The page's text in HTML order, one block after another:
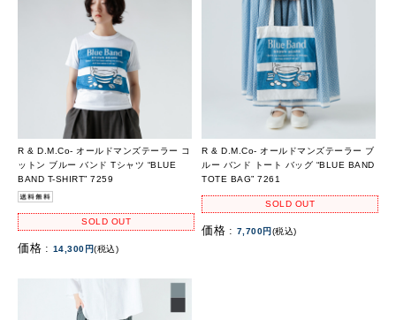
R & D.M.Co- オールドマンズテーラー コ
ットン ブルー バンド Tシャツ “BLUE
BAND T-SHIRT” 7259
SOLD OUT
価格 : 14,300円(税込)
R & D.M.Co- オールドマンズテーラー ブ
ルー バンド トート バッグ “BLUE BAND
TOTE BAG” 7261
SOLD OUT
価格 : 7,700円(税込)